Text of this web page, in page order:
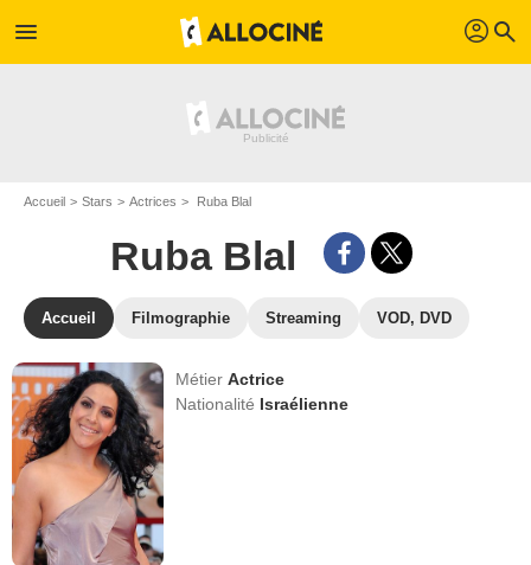
menu profil search
Accueil Stars Actrices Ruba Blal
Ruba Blal
Accueil Filmographie Streaming VOD, DVD
MétierActrice
Nationalité Israélienne